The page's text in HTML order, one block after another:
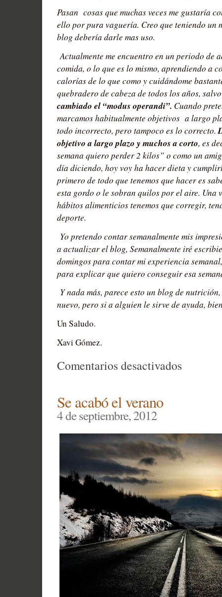
Pasan cosas que muchas veces me gustaría
ello por pura vaguería. Creo que teniendo un
blog debería darle mas uso.
Actualmente me encuentro en un periodo de
comida, o lo que es lo mismo, aprendiendo a
calorías de lo que como y cuidándome
quebradero de cabeza de todos los años,
cambiado el “modus operandi”. Cuando
marcamos habitualmente objetivos a largo
todo incorrecto, pero tampoco es lo correcto.
objetivo a largo plazo y muchos a corto, es
semana quiero perder 2 kilos” o como un
día diciendo, hoy voy ha hacer dieta y
primero de todo que tenemos que hacer es
esta gordo o le sobran quilos por el aire. Una
hábitos alimenticios tenemos que corregir,
deporte.
Yo pretendo contar semanalmente mis
a actualizar el blog, Semanalmente iré
domingos para contar mi experiencia
para explicar que quiero conseguir esa
Y nada más, parece esto un blog de
nuevo, pero si a alguien le sirve de ayuda,
Un Saludo.
Xavi Gómez.
Comentarios desactivados
Se acabó el verano
4 de septiembre, 2012